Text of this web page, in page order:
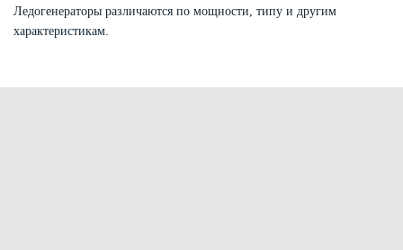
Ледогенераторы различаются по мощности, типу и другим
характеристикам.